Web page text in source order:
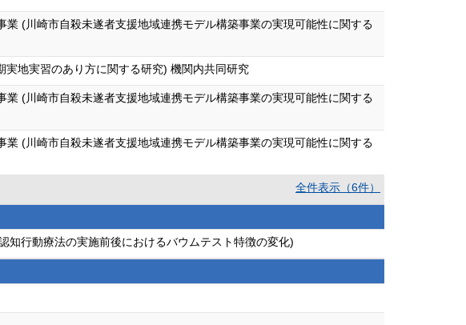
(川崎市自殺未遂者支援地域連携モデル構築事業の実現可能性に関する
地実習のあり方に関する研究) 機関内共同研究
(川崎市自殺未遂者支援地域連携モデル構築事業の実現可能性に関する
(川崎市自殺未遂者支援地域連携モデル構築事業の実現可能性に関する
全件表示（6件）
知行動療法の実施前後におけるバウムテスト特徴の変化)